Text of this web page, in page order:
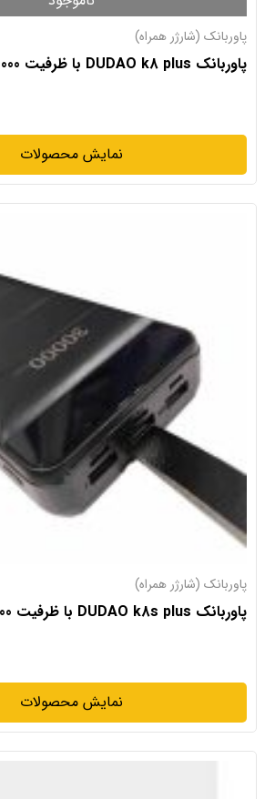
پاوربانک (شارژر همراه)
پاوربانک DUDAO k8 plus با ظرفیت 50000 میلی آمپر
نمایش محصولات
پاوربانک (شارژر همراه)
پاوربانک DUDAO k8s plus با ظرفیت 30000 میلی آمپر
نمایش محصولات